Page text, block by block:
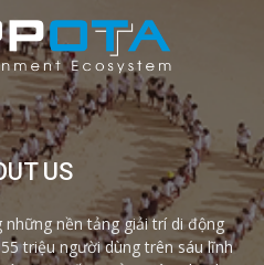
US
nền tảng giải trí di động
triệu người dùng trên sáu lĩnh